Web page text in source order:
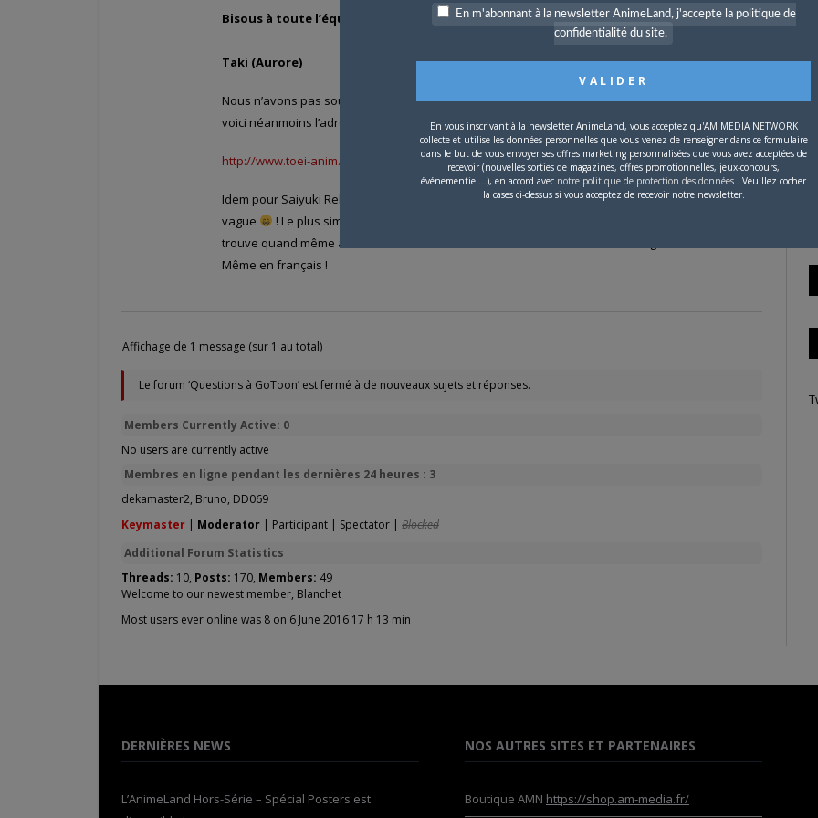
Bisous à toute l’équipe et continuez comme ça.
Taki (Aurore)
Nous n’avons pas sous la main de renseignements précis sur la 5e série de Magical Doremi, mais
voici néanmoins l’adresse du site officiel de Toei Animation. Attention, c’est en japonais :
http://www.toei-anim.co.jp/tv/doremi_n/
Idem pour Saiyuki Reload, je ne vois pas trop quoi dire comme information tant la question est
vague
! Le plus simple, c’est d’utiliser un moteur de recherche style Yahoo ou Google, on
trouve quand même assez facilement tout un tas de choses sur le Net sur ce genre de série.
Même en français !
Affichage de 1 message (sur 1 au total)
Le forum ‘Questions à GoToon’ est fermé à de nouveaux sujets et réponses.
Members Currently Active: 0
No users are currently active
Membres en ligne pendant les dernières 24 heures : 3
dekamaster2, Bruno, DD069
Keymaster | Moderator | Participant | Spectator | Blocked
Additional Forum Statistics
Threads: 10, Posts: 170, Members: 49
Welcome to our newest member, Blanchet
Most users ever online was 8 on 6 June 2016 17 h 13 min
DERNIÈRES NEWS
L’AnimeLand Hors-Série – Spécial Posters est
NOS AUTRES SITES ET PARTENAIRES
Boutique AMN https://shop.am-media.fr/
En m'abonnant à la newsletter AnimeLand, j'accepte la politique de
confidentialité du site.
En vous inscrivant à la newsletter AnimeLand, vous acceptez qu'AM MEDIA NETWORK
collecte et utilise les données personnelles que vous venez de renseigner dans ce formulaire
dans le but de vous envoyer ses offres marketing personnalisées que vous avez acceptées de
recevoir (nouvelles sorties de magazines, offres promotionnelles, jeux-concours,
événementiel...), en accord avec notre politique de protection des données . Veuillez cocher
la cases ci-dessus si vous acceptez de recevoir notre newsletter.